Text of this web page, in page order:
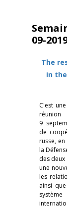
09-
The
in
C'est
9
de
russe,
la
des deux
une
les
ainsi